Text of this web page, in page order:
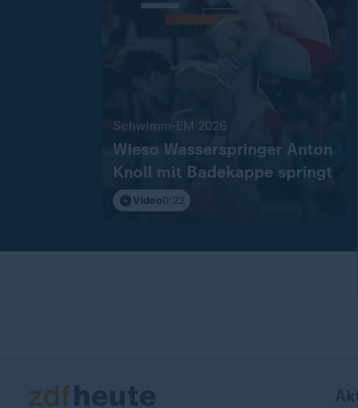
Schwimm-EM 2026:
Wieso Wasserspringer Anton
Knoll mit Badekappe springt
Video0:22